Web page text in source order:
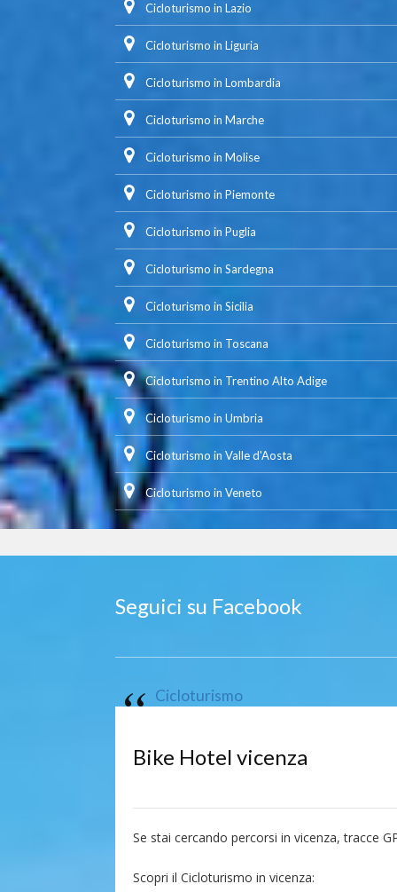
Cicloturismo in Lazio
Cicloturismo in Liguria
Cicloturismo in Lombardia
Cicloturismo in Marche
Cicloturismo in Molise
Cicloturismo in Piemonte
Cicloturismo in Puglia
Cicloturismo in Sardegna
Cicloturismo in Sicilia
Cicloturismo in Toscana
Cicloturismo in Trentino Alto Adige
Cicloturismo in Umbria
Cicloturismo in Valle d'Aosta
Cicloturismo in Veneto
Seguici su Facebook
Cicloturismo
Bike Hotel vicenza
Se stai cercando percorsi in vicenza, tracce
Scopri il Cicloturismo in vicenza: